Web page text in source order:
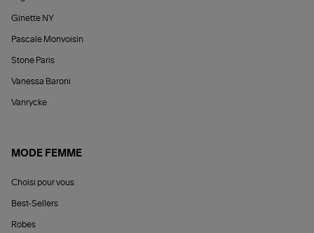
Ginette NY
Pascale Monvoisin
Stone Paris
Vanessa Baroni
Vanrycke
MODE FEMME
Choisi pour vous
Best-Sellers
Robes